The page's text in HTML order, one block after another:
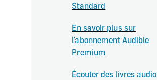
Standard
En savoir plus sur
l'abonnement Audible
Premium
Écouter des livres audio